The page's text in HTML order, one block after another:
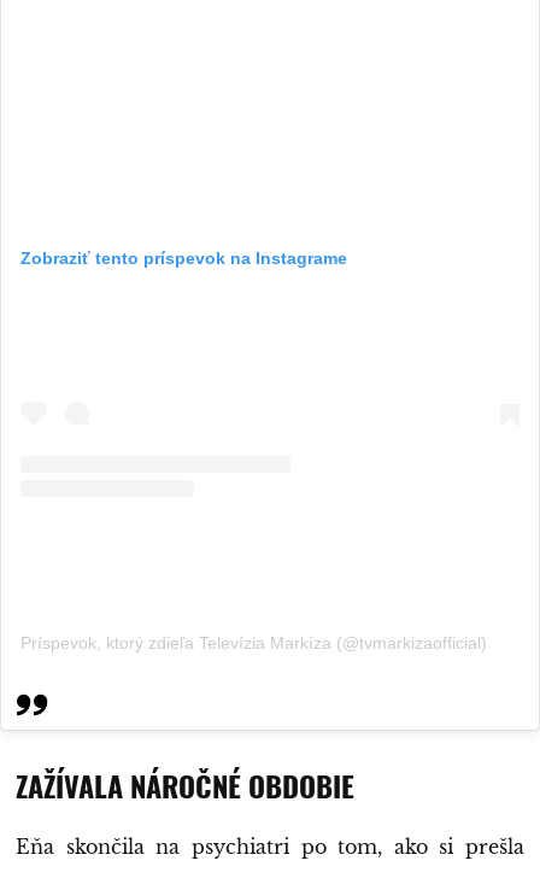
Zobraziť tento príspevok na Instagrame
Príspevok, ktorý zdieľa Televízia Markíza (@tvmarkizaofficial)
ZAŽÍVALA NÁROČNÉ OBDOBIE
Eňa skončila na psychiatri po tom, ako si prešla